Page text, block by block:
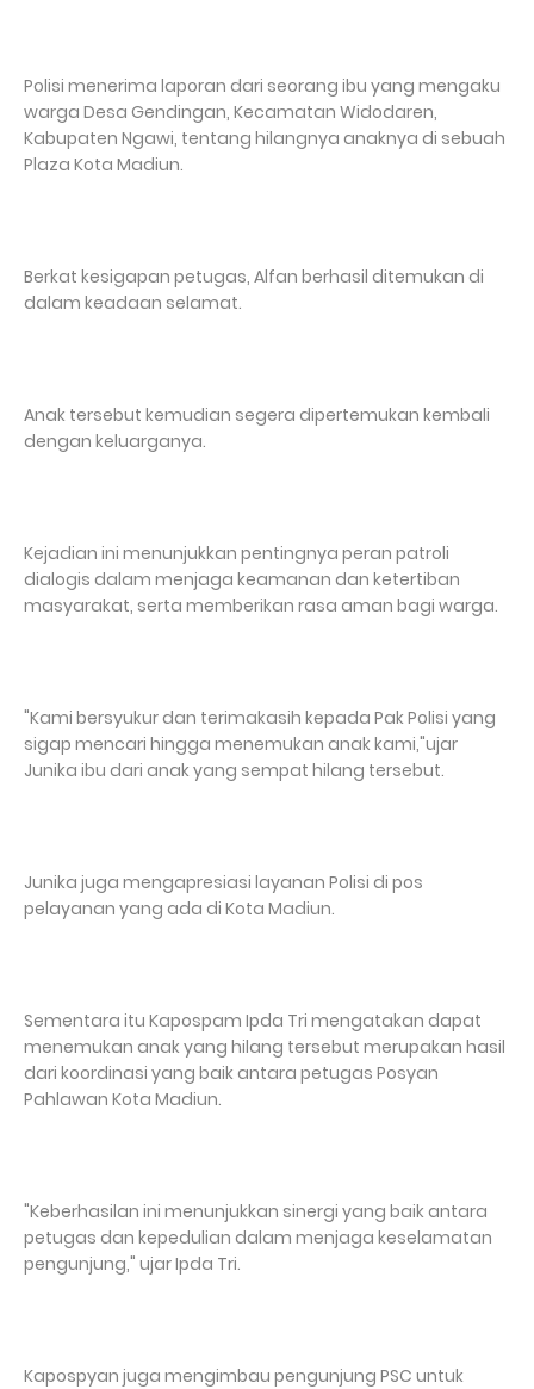
Polisi menerima laporan dari seorang ibu yang mengaku
warga Desa Gendingan, Kecamatan Widodaren,
Kabupaten Ngawi, tentang hilangnya anaknya di sebuah
Plaza Kota Madiun.
Berkat kesigapan petugas, Alfan berhasil ditemukan di
dalam keadaan selamat.
Anak tersebut kemudian segera dipertemukan kembali
dengan keluarganya.
Kejadian ini menunjukkan pentingnya peran patroli
dialogis dalam menjaga keamanan dan ketertiban
masyarakat, serta memberikan rasa aman bagi warga.
"Kami bersyukur dan terimakasih kepada Pak Polisi yang
sigap mencari hingga menemukan anak kami,"ujar
Junika ibu dari anak yang sempat hilang tersebut.
Junika juga mengapresiasi layanan Polisi di pos
pelayanan yang ada di Kota Madiun.
Sementara itu Kapospam Ipda Tri mengatakan dapat
menemukan anak yang hilang tersebut merupakan hasil
dari koordinasi yang baik antara petugas Posyan
Pahlawan Kota Madiun.
"Keberhasilan ini menunjukkan sinergi yang baik antara
petugas dan kepedulian dalam menjaga keselamatan
pengunjung," ujar Ipda Tri.
Kapospyan juga mengimbau pengunjung PSC untuk